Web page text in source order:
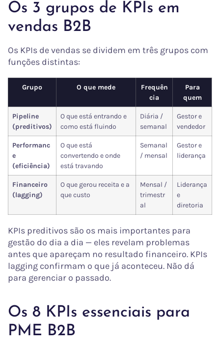
Os 3 grupos de KPIs em
vendas B2B
Os KPIs de vendas se dividem em três grupos com
funções distintas:
Grupo O que mede
Frequên
cia
Para
quem
Pipeline
(preditivos)
O que está entrando e
como está fluindo
Diária /
semanal
Gestor e
vendedor
Performanc
e
(eficiência)
O que está
convertendo e onde
está travando
Semanal
/ mensal
Gestor e
liderança
Financeiro
(lagging)
O que gerou receita e a
que custo
Mensal /
trimestr
al
Liderança
e
diretoria
KPIs preditivos são os mais importantes para
gestão do dia a dia — eles revelam problemas
antes que apareçam no resultado financeiro. KPIs
lagging confirmam o que já aconteceu. Não dá
para gerenciar o passado.
Os 8 KPIs essenciais para
PME B2B